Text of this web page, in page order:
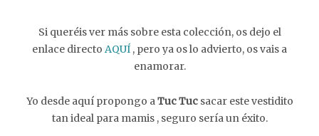
Si queréis ver más sobre esta colección, os dejo el
enlace directo AQUÍ , pero ya os lo advierto, os vais a
enamorar.
Yo desde aquí propongo aTuc Tucsacar este vestidito
tan ideal para mamis , seguro sería un éxito.